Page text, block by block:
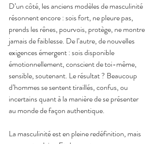
D’un côté, les anciens modèles de masculinité
résonnent encore : sois fort, ne pleure pas,
prends les rênes, pourvois, protège, ne montre
jamais de faiblesse. De l’autre, de nouvelles
exigences émergent : sois disponible
émotionnellement, conscient de toi-même,
sensible, soutenant. Le résultat ? Beaucoup
d’hommes se sentent tiraillés, confus, ou
incertains quant à la manière de se présenter
au monde de façon authentique.
La masculinité est en pleine redéfinition, mais